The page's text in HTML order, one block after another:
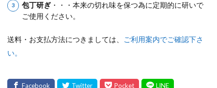
包丁研ぎ・・・本来の切れ味を保つ為に定期的に研いで
ご使用ください。
送料・お支払方法につきましては、
ご利用案内でご確認下さ
い。